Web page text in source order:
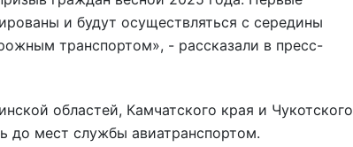
и будут осуществляться с середины
транспортом», - рассказали в пресс-
областей, Камчатского края и Чукотского
до мест службы авиатранспортом.